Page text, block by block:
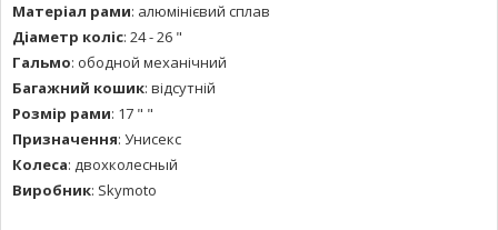
Матеріал рами: алюмінієвий сплав
Діаметр коліс: 24 - 26 "
Гальмо: ободной механічний
Багажний кошик: відсутній
Розмір рами: 17 " "
Призначення: Унисекс
Колеса: двохколесный
Виробник: Skymoto